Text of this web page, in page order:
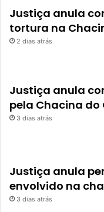
Justiça anula
tortura na
2 dias atrás
Justiça anula
pela Chacina do
3 dias atrás
Justiça anula
envolvido na
3 dias atrás